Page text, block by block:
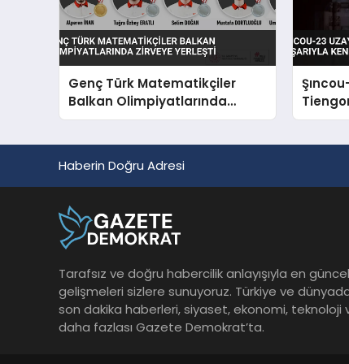
Genç Türk Matematikçiler
Balkan Olimpiyatlarında
Zirveye Yerleşti
Haberin Doğru Adresi
Tarafsız ve doğru habercilik anlayışıyla en güncel
gelişmeleri sizlere sunuyoruz. Türkiye ve
son dakika haberleri, siyaset, ekonomi, teknoloji
daha fazlası Gazete Demokrat’ta.